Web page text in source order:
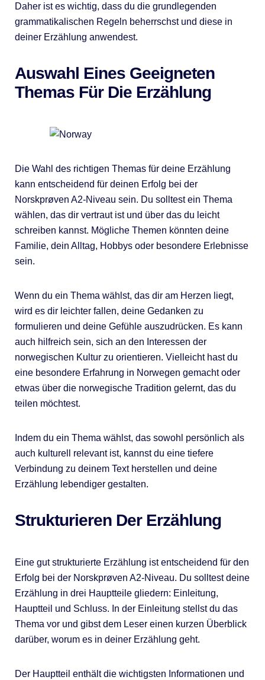
Daher ist es wichtig, dass du die grundlegenden
grammatikalischen Regeln beherrschst und diese in
deiner Erzählung anwendest.
Auswahl Eines Geeigneten
Themas Für Die Erzählung
Die Wahl des richtigen Themas für deine Erzählung
kann entscheidend für deinen Erfolg bei der
Norskprøven A2-Niveau sein. Du solltest ein Thema
wählen, das dir vertraut ist und über das du leicht
schreiben kannst. Mögliche Themen könnten deine
Familie, dein Alltag, Hobbys oder besondere Erlebnisse
sein.
Wenn du ein Thema wählst, das dir am Herzen liegt,
wird es dir leichter fallen, deine Gedanken zu
formulieren und deine Gefühle auszudrücken. Es kann
auch hilfreich sein, sich an den Interessen der
norwegischen Kultur zu orientieren. Vielleicht hast du
eine besondere Erfahrung in Norwegen gemacht oder
etwas über die norwegische Tradition gelernt, das du
teilen möchtest.
Indem du ein Thema wählst, das sowohl persönlich als
auch kulturell relevant ist, kannst du eine tiefere
Verbindung zu deinem Text herstellen und deine
Erzählung lebendiger gestalten.
Strukturieren Der Erzählung
Eine gut strukturierte Erzählung ist entscheidend für den
Erfolg bei der Norskprøven A2-Niveau. Du solltest deine
Erzählung in drei Hauptteile gliedern: Einleitung,
Hauptteil und Schluss. In der Einleitung stellst du das
Thema vor und gibst dem Leser einen kurzen Überblick
darüber, worum es in deiner Erzählung geht.
Der Hauptteil enthält die wichtigsten Informationen und